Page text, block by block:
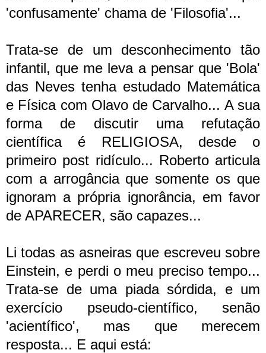
'confusamente' chama de 'Filosofia'...
Trata-se de um desconhecimento tão
infantil, que me leva a pensar que 'Bola'
das Neves tenha estudado Matemática
e Física com Olavo de Carvalho... A sua
forma de discutir uma refutação
científica é RELIGIOSA, desde o
primeiro post ridículo... Roberto articula
com a arrogância que somente os que
ignoram a própria ignorância, em favor
de APARECER, são capazes...
Li todas as asneiras que escreveu sobre
Einstein, e perdi o meu preciso tempo...
Trata-se de uma piada sórdida, e um
exercício pseudo-científico, senão
'acientífico', mas que merecem
resposta... E aqui está: